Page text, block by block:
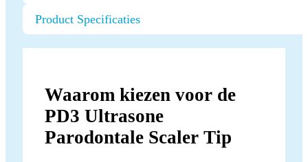
Product Specificaties
Waarom kiezen voor de
PD3 Ultrasone
Parodontale Scaler Tip